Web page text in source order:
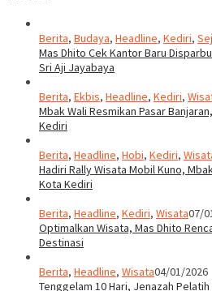
Berita, Budaya, Headline, Kediri,
Mas Dhito Cek Kantor Baru
Sri Aji Jayabaya
Berita, Ekbis, Headline, Kediri,
Mbak Wali Resmikan Pasar
Kediri
Berita, Headline, Hobi, Kediri,
Hadiri Rally Wisata Mobil Kuno,
Kota Kediri
Berita, Headline, Kediri, Wisata07/
Optimalkan Wisata, Mas Dhito
Destinasi
Berita, Headline, Wisata04/01/2026
Tenggelam 10 Hari, Jenazah